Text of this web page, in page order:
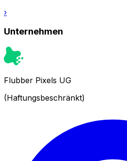
›
Unternehmen
Flubber Pixels UG
(Haftungsbeschränkt)